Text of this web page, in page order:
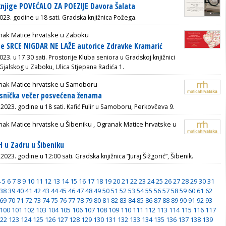
POVEĆALO ZA POEZIJE Davora Šalata
godine u 18 sati. Gradska knjižnica Požega.
Matice hrvatske u Zaboku
NIGDAR NE LAŽE autorice Zdravke Kramarić
u 17.30 sati. Prostorije Kluba seniora u Gradskoj knjižnici
u Zaboku,Ulica Stjepana Radića 1.
Matice hrvatske u Samoboru
večer posvećena ženama
godine u 18 sati. Kafić Fulir u Samoboru, Perkovčeva 9.
Matice hrvatske u Šibeniku ,Ogranak Matice hrvatske u
u Zadru u Šibeniku
godine u 12:00 sati. Gradska knjižnica “Juraj Šižgorić”, Šibenik.
5 6 7 8 9 10 11 12 13 14 15 16 17 18 192021 2223 2425 262728293031
38394041 4243 4445 464748495051 5253 5455 56575859 60 61 62
69 70 71 72 73 74 75 76 77 78 79 80 81 82 83 84 85 86 87 88 89 90 91 92 93
100 101 102 103 104 105 106 107 108 109 110 111 112 113 114 115 116 117
123 124 125 126 127 128 129 130 131 132 133 134 135 136 137 138 139